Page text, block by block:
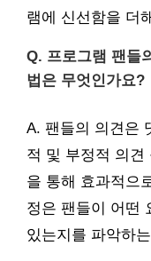
램에 신선함을 더
Q. 프로그램 팬들
법은 무엇인가요?
A. 팬들의 의견은
적 및 부정적 의견
을 통해 효과적으
정은 팬들이 어떤
있는지를 파악하